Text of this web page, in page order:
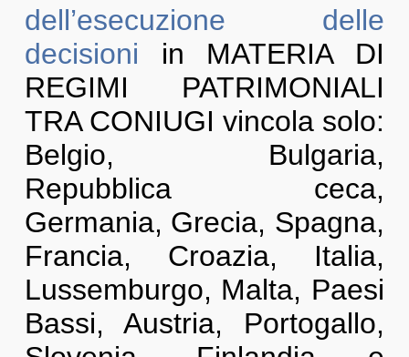
dell’esecuzione delle
decisioni in MATERIA DI
REGIMI PATRIMONIALI
TRA CONIUGI vincola solo:
Belgio, Bulgaria,
Repubblica ceca,
Germania, Grecia, Spagna,
Francia, Croazia, Italia,
Lussemburgo, Malta, Paesi
Bassi, Austria, Portogallo,